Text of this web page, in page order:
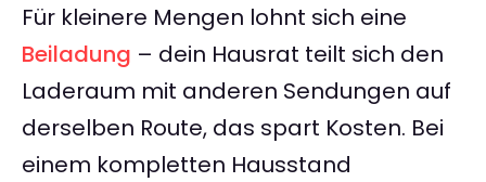
Für kleinere Mengen lohnt sich eine
Beiladung – dein Hausrat teilt sich den
Laderaum mit anderen Sendungen auf
derselben Route, das spart Kosten. Bei
einem kompletten Hausstand